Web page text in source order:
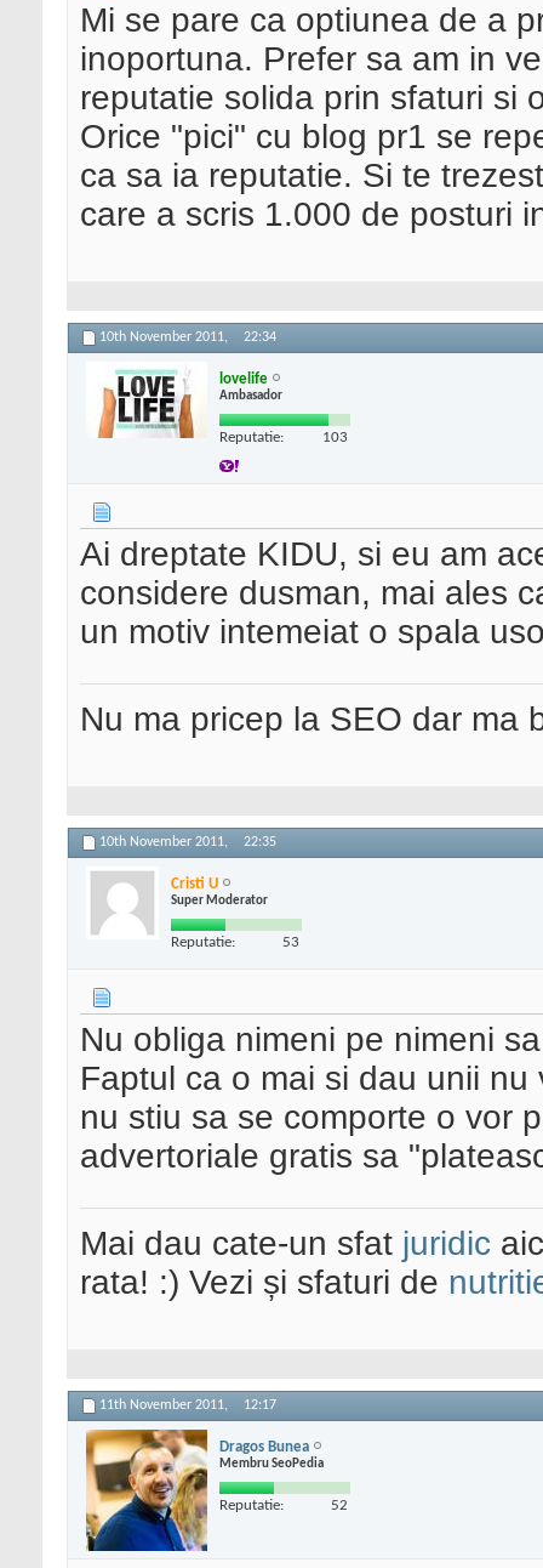
Mi se pare ca optiunea de a
inoportuna. Prefer sa am in
reputatie solida prin sfaturi si
Orice "pici" cu blog pr1 se
ca sa ia reputatie. Si te
care a scris 1.000 de posturi
10th November 2011, 22:34
lovelife
Ambasador
Reputatie: 103
Ai dreptate KIDU, si eu am
considere dusman, mai ales
un motiv intemeiat o spala
Nu ma pricep la SEO dar ma
10th November 2011, 22:35
Cristi U
Super Moderator
Reputatie: 53
Nu obliga nimeni pe nimeni
Faptul ca o mai si dau unii
nu stiu sa se comporte o vor
advertoriale gratis sa
Mai dau cate-un sfat juridic
rata! :) Vezi și sfaturi de
11th November 2011, 12:17
Dragos Bunea
Membru SeoPedia
Reputatie: 52